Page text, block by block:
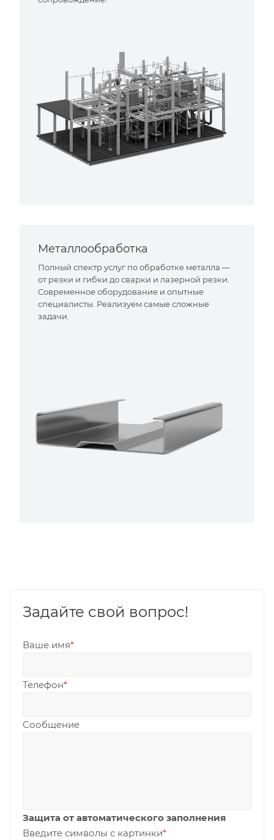
Металлообработка
Полный спектр услуг по обработке металла —
от резки и гибки до сварки и лазерной резки.
Современное оборудование и опытные
специалисты. Реализуем самые сложные
задачи.
Задайте свой вопрос!
Ваше имя*
Телефон*
Сообщение
Защита от автоматического заполнения
Введите символы с картинки*